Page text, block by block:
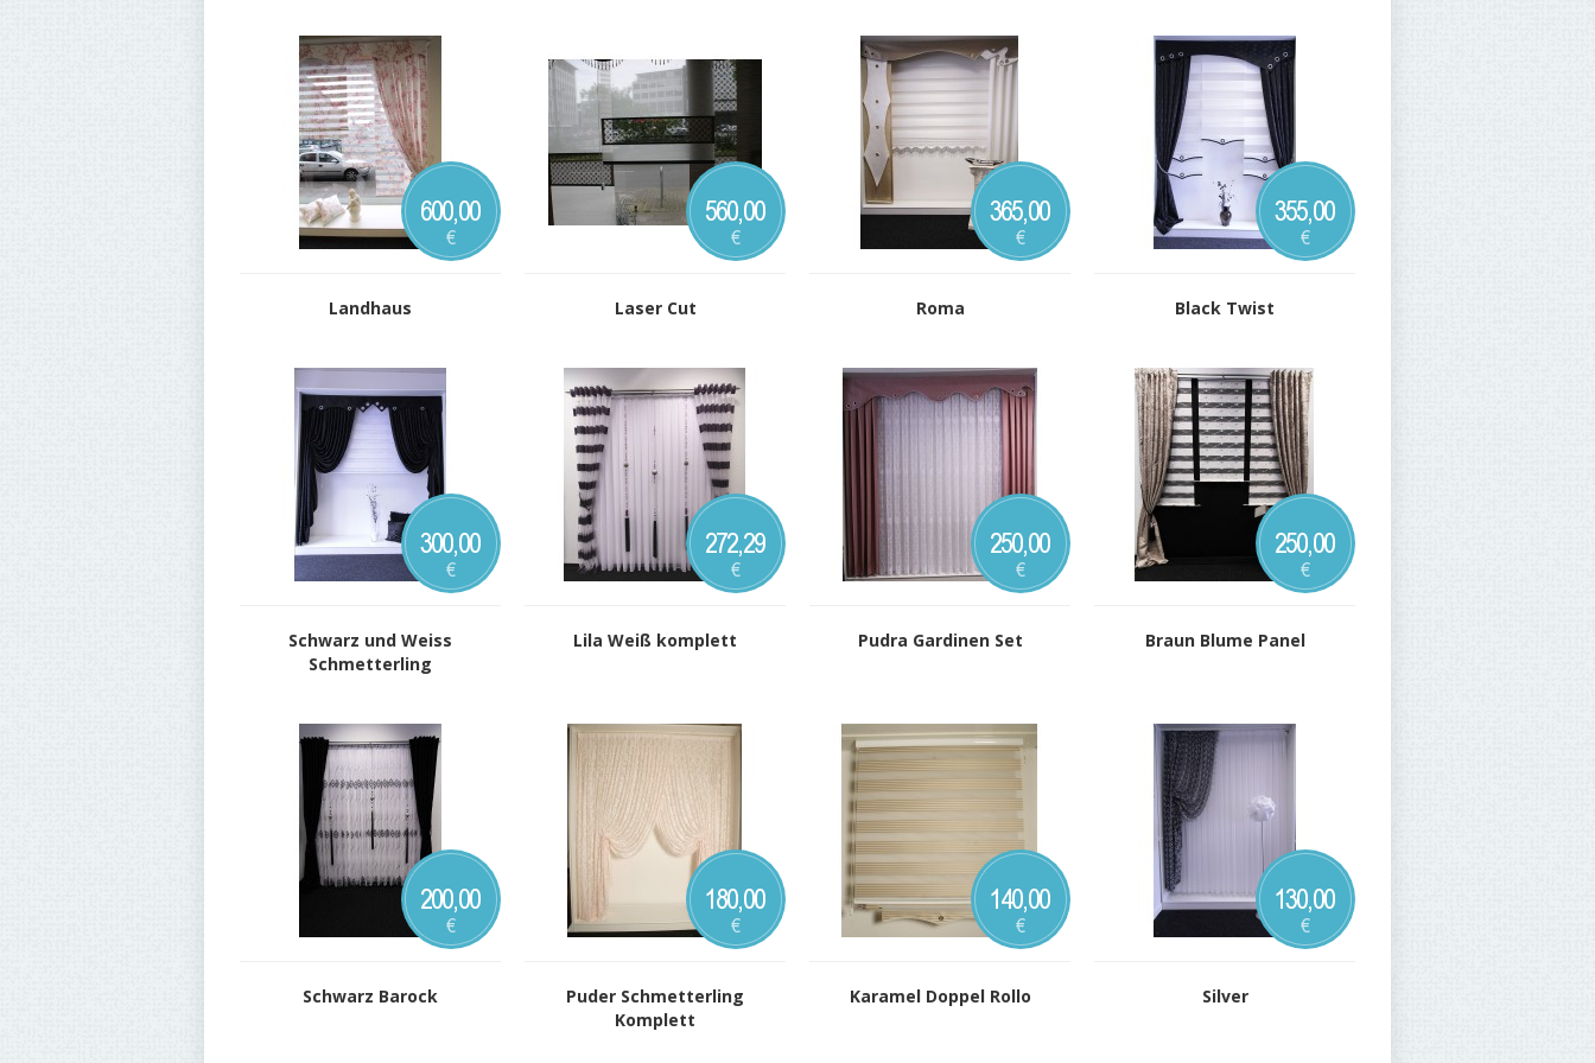
Landhaus
600,00
€
Laser Cut
560,00
€
Roma
365,00
€
Black Twist
355,00
€
Schwarz und Weiss
Schmetterling
300,00
€
Lila Weiß komplett
272,29
€
Pudra Gardinen Set
250,00
€
Braun Blume Panel
250,00
€
Schwarz Barock
200,00
€
Puder Schmetterling
Komplett
180,00
€
Karamel Doppel Rollo
140,00
€
Silver
130,00
€